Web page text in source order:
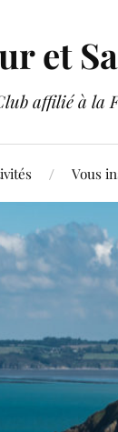
et
affilié à la
Vous